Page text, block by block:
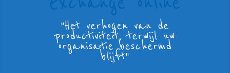
"Het verhogen van de
productiviteit, terwijl uw
organisatie beschermd
blijft"